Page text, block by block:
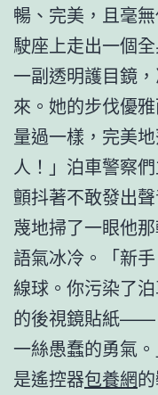
暢、完美，且毫
駛座上走出一個
一副透明護目鏡
來。她的步伐優
量過一樣，完美
人！」泊車警察
顫抖著不敢發出
蔑地掃了一眼他
語氣冰冷。「新
線球。你污染了
的後視鏡貼紙——
一絲愚蠢的勇氣
是遙控器包養網